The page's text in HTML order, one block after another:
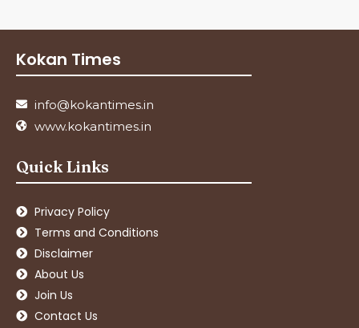
Kokan Times
info@kokantimes.in
www.kokantimes.in
Quick Links
Privacy Policy
Terms and Conditions
Disclaimer
About Us
Join Us
Contact Us